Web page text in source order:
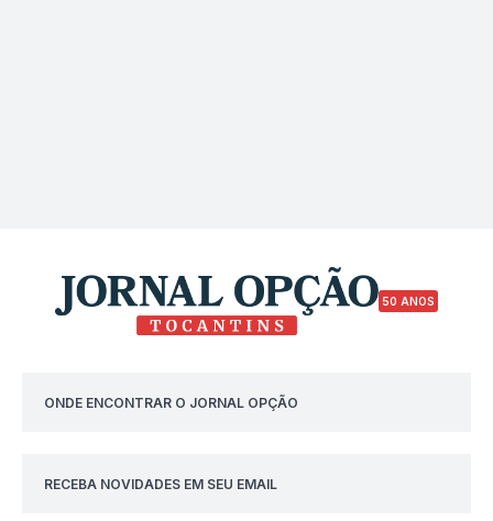
50 ANOS
ONDE ENCONTRAR O JORNAL OPÇÃO
RECEBA NOVIDADES EM SEU EMAIL